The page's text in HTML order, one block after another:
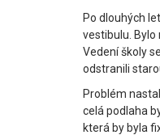
Po dlouhých
vestibulu. Bylo
Vedení školy
odstranili
Problém
celá podlaha
která by byla